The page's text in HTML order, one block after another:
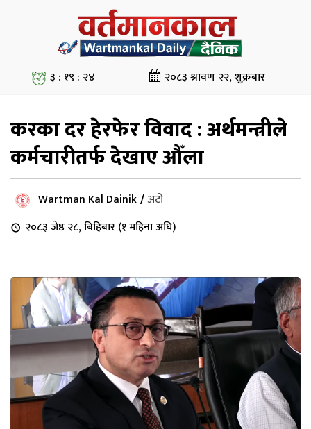
३ : १९ : २४ २०८३ श्रावण २२, शुक्रबार
करका दर हेरफेर विवाद : अर्थमन्त्रीले
कर्मचारीतर्फ देखाए औँला
Wartman Kal Dainik/अटो
२०८३ जेष्ठ २८, बिहिबार (१ महिना अघि)